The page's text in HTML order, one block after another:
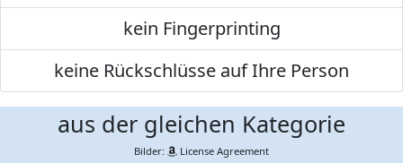
kein Fingerprinting
keine Rückschlüsse auf Ihre Person
aus der gleichen Kategorie
Bilder: License Agreement